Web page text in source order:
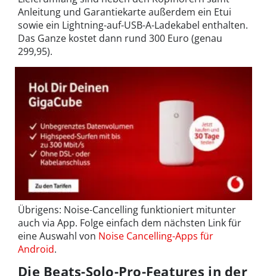
Anleitung und Garantiekarte außerdem ein Etui
sowie ein Lightning-auf-USB-A-Ladekabel enthalten.
Das Ganze kostet dann rund 300 Euro (genau
299,95).
Übrigens: Noise-Cancelling funktioniert mitunter
auch via App. Folge einfach dem nächsten Link für
eine Auswahl von Noise Cancelling-Apps für
Android.
Die Beats-Solo-Pro-Features in der